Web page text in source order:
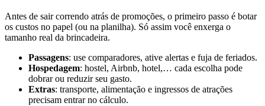
Antes de sair correndo atrás de promoções, o primeiro passo é botar
os custos no papel (ou na planilha). Só assim você enxerga o
tamanho real da brincadeira.
Passagens: use comparadores, ative alertas e fuja de feriados.
Hospedagem: hostel, Airbnb, hotel,… cada escolha pode
dobrar ou reduzir seu gasto.
Extras: transporte, alimentação e ingressos de atrações
precisam entrar no cálculo.